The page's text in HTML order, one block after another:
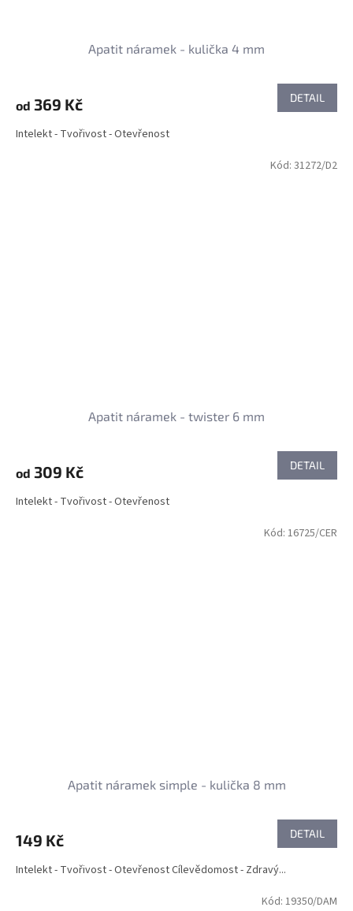
Apatit náramek - kulička 4 mm
od 369 Kč DETAIL
Intelekt - Tvořivost - Otevřenost
Apatit náramek - twister 6 mm
od 309 Kč DETAIL
Intelekt - Tvořivost - Otevřenost
Kód: 31272/D2
Apatit náramek simple - kulička 8 mm
149 Kč DETAIL
Intelekt - Tvořivost - Otevřenost Cílevědomost - Zdravý...
Kód: 16725/CER
Kód: 19350/DAM